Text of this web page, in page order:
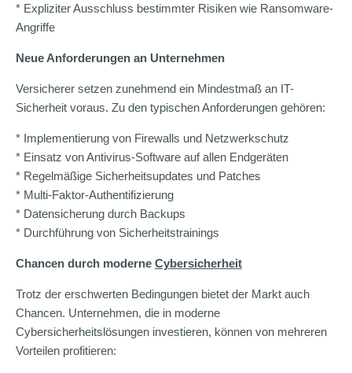
* Expliziter Ausschluss bestimmter Risiken wie Ransomware-
Angriffe
Neue Anforderungen an Unternehmen
Versicherer setzen zunehmend ein Mindestmaß an IT-
Sicherheit voraus. Zu den typischen Anforderungen gehören:
* Implementierung von Firewalls und Netzwerkschutz
* Einsatz von Antivirus-Software auf allen Endgeräten
* Regelmäßige Sicherheitsupdates und Patches
* Multi-Faktor-Authentifizierung
* Datensicherung durch Backups
* Durchführung von Sicherheitstrainings
Chancen durch moderne Cybersicherheit
Trotz der erschwerten Bedingungen bietet der Markt auch
Chancen. Unternehmen, die in moderne
Cybersicherheitslösungen investieren, können von mehreren
Vorteilen profitieren: